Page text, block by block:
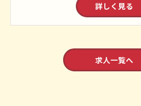
詳しく見る
求人一覧へ